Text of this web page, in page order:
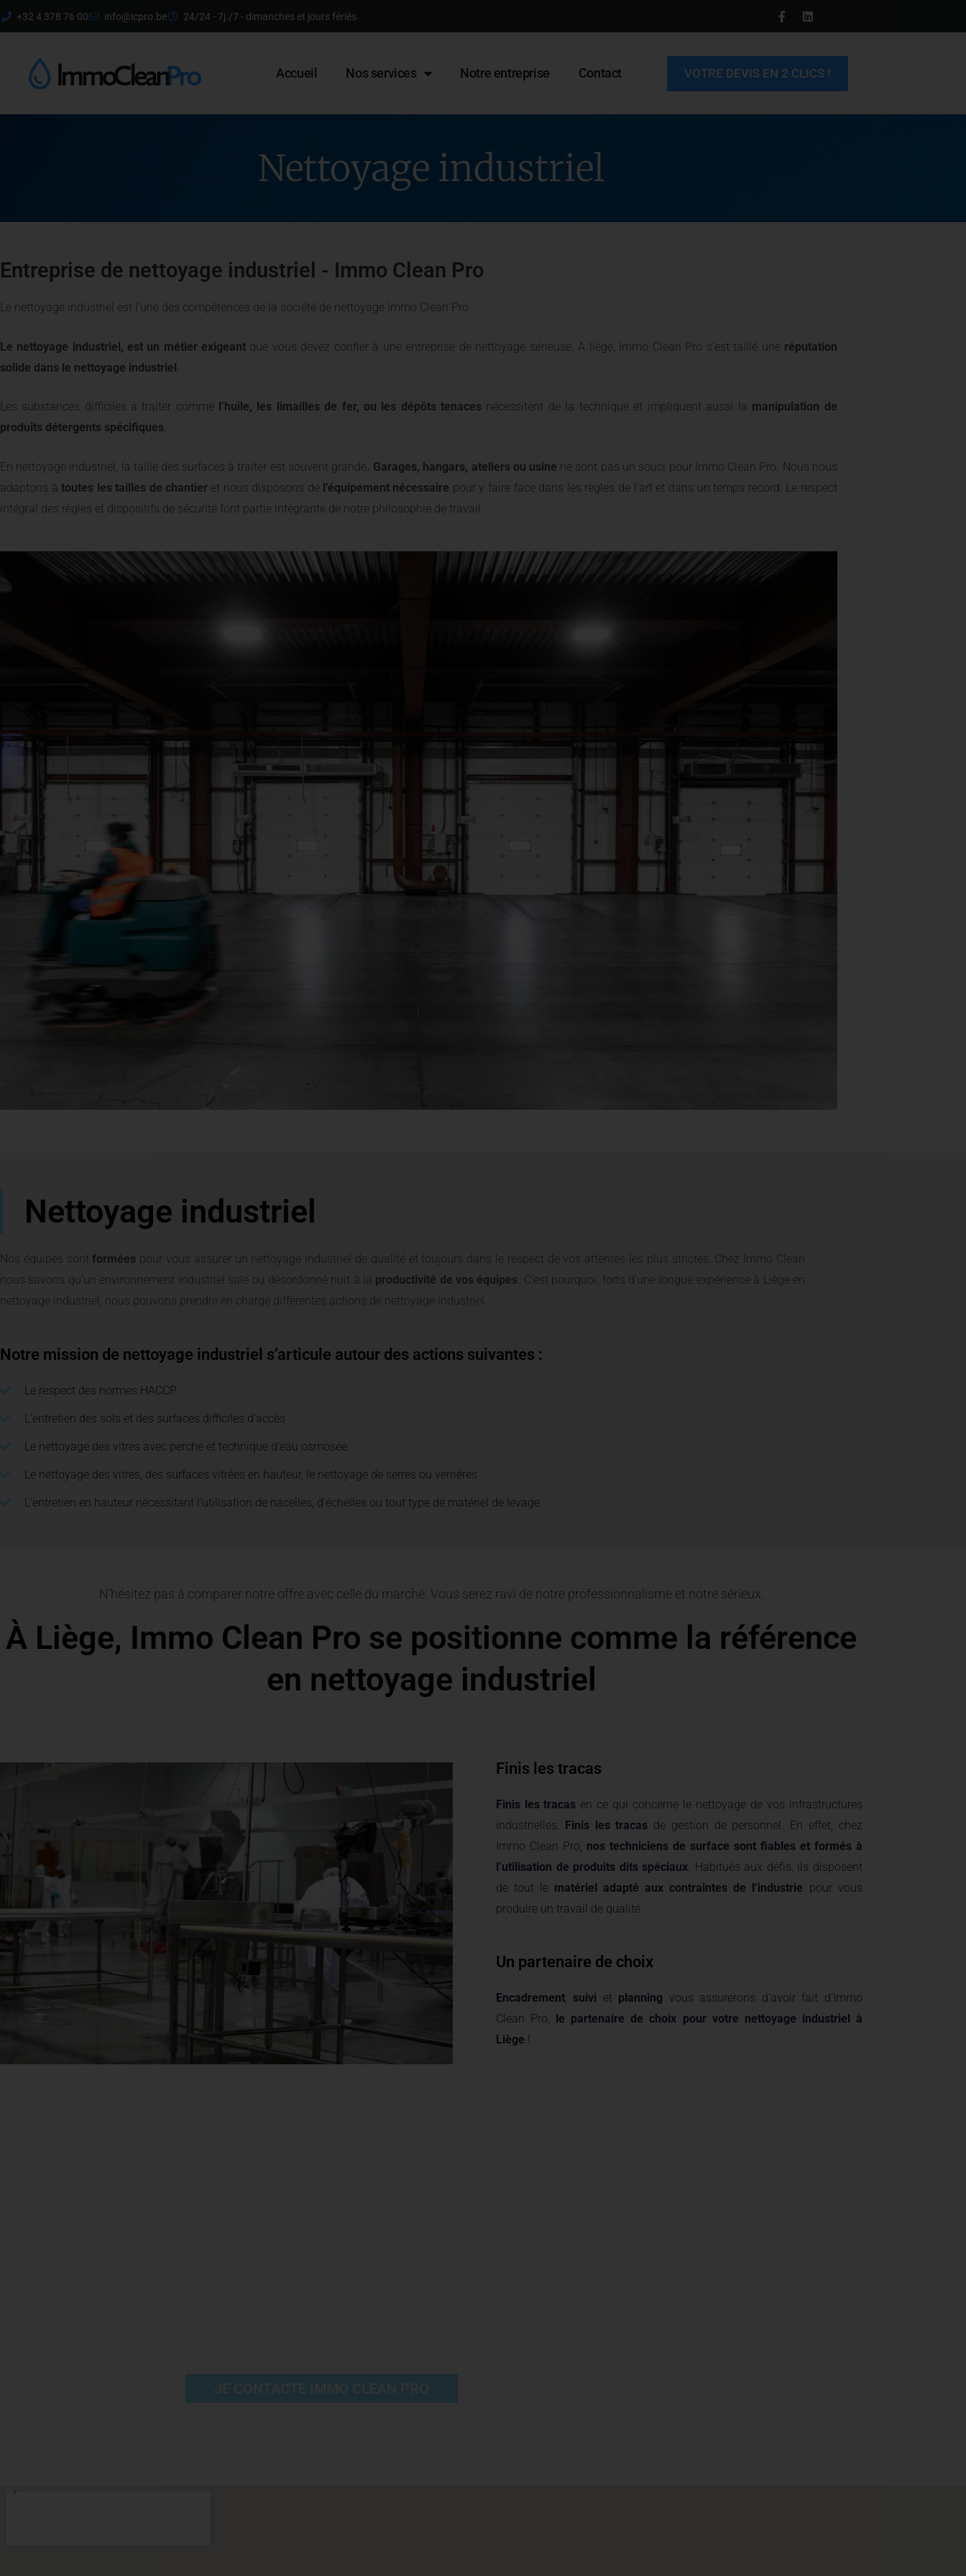
+32 4 378 76 00 info@icpro.be 24/24 - 7j./7 - dimanches et jours fériés
Accueil Nos services Notre entreprise Contact VOTRE DEVIS EN 2 CLICS !
Nettoyage industriel
Entreprise de nettoyage industriel - Immo Clean Pro
Le nettoyage industriel est l’une des compétences de la société de nettoyage Immo Clean Pro.
Le nettoyage industriel, est un métier exigeant que vous devez confier à une entreprise de nettoyage sérieuse. A liège, Immo Clean Pro s’est taillé une réputation
solide dans le nettoyage industriel
Les substances difficiles à traiter comme l’huile, les limailles de fer, ou les dépôts tenaces nécessitent de la technique et impliquent aussi la manipulation de
produits détergents spécifiques.
En nettoyage industriel, la taille des surfaces à traiter est souvent grande. Garages, hangars, ateliers ou usine ne sont pas un souci pour Immo Clean Pro. Nous nous
adaptons à toutes les tailles de chantier et nous disposons de l’équipement nécessaire pour y faire face dans les règles de l’art et dans un temps record. Le respect
intégral des règles et dispositifs de sécurité font partie intégrante de notre philosophie de travail.
Nettoyage industriel
Nos équipes sontformées pour vous assurer un nettoyage industriel de qualité et toujours dans le respect de vos attentes les plus strictes. Chez Immo Clean
nous savons qu’un environnement industriel sale ou désordonné nuit à la productivité de vos équipes . C’est pourquoi, forts d’une longue expérience à Liège en
nettoyage industriel, nous pouvons prendre en charge différentes actions de nettoyage industriel.
Notre mission de nettoyage industriel s’articule autour des actions suivantes :
Le respect des normes HACCP
L’entretien des sols et des surfaces difficiles d’accès
Le nettoyage des vitres avec perche et technique d’eau osmosée
Le nettoyage des vitres, des surfaces vitrées en hauteur, le nettoyage de serres ou verrières
L’entretien en hauteur nécessitant l’utilisation de nacelles, d’échelles ou tout type de matériel de levage
N’hésitez pas à comparer notre offre avec celle du marché. Vous serez ravi de notre professionnalisme et notre sérieux.
À Liège, Immo Clean Pro se positionne comme la référence
en nettoyage industriel
Finis les tracas
Finis les tracas en ce qui concerne le nettoyage de vos infrastructures
industrielles. Finis les tracas de gestion de personnel. En effet, chez
Immo Clean Pro, nos techniciens de surface sont fiables et formés à
l’utilisation de produits dits spéciaux . Habitués aux défis, ils disposent
de tout le matériel adapté aux contraintes de l’industrie pour vous
produire un travail de qualité.
Un partenaire de choix
Encadrement, suivi et planning vous assurerons d’avoir fait d’Immo
Clean Pro,
le partenaire de choix pour votre nettoyage industriel à
Liège !